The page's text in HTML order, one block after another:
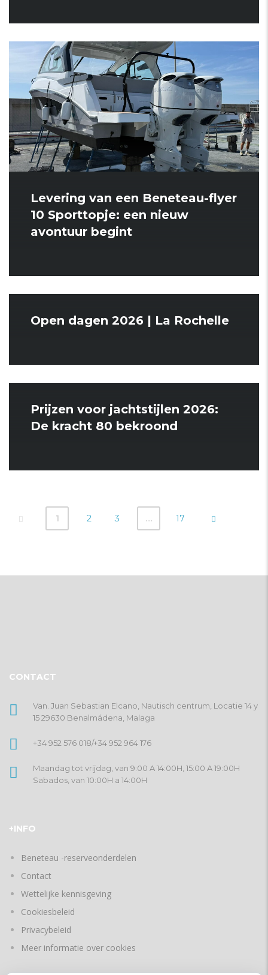
Levering van een Beneteau-flyer
10 Sporttopje: een nieuw
avontuur begint
Open dagen 2026 | La Rochelle
Prijzen voor jachtstijlen 2026:
De kracht 80 bekroond
1 2 3 … 17
CONTACT
Van. Juan Sebastian Elcano, Nautisch centrum, Locatie 14 y
15 29630 Benalmádena, Malaga
+34 952 576 018/+34 952 964 176
Maandag tot vrijdag, van 9:00 A 14:00H, 15:00 A 19:00H
Sabados, van 10:00H a 14:00H
+INFO
Beneteau -reserveonderdelen
Contact
Wettelijke kennisgeving
Cookiesbeleid
Privacybeleid
Meer informatie over cookies